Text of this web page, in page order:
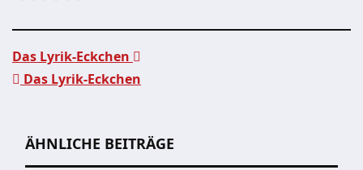
Das Lyrik-Eckchen
Das Lyrik-Eckchen
ÄHNLICHE BEITRÄGE